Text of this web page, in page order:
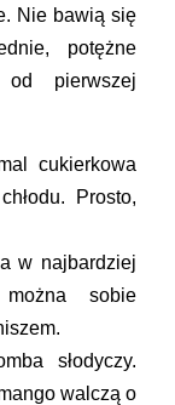
. Nie bawią się
potężne
pierwszej
cukierkowa
Prosto,
w najbardziej
sobie
słodyczy.
walczą o